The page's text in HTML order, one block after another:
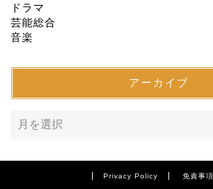
ドラマ
芸能総合
音楽
アーカイブ
Privacy Policy 免責事項